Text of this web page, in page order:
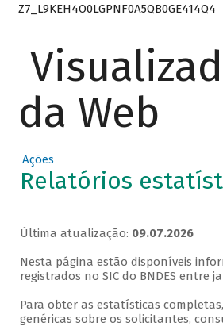
Z7_L9KEH4O0LGPNF0A5QB0GE414Q4
da Web
Ações
Relatórios
Última atualização: 09.07.2026
Nesta página estão disponíveis
registrados no SIC do BNDES entre
Para obter as estatísticas
genéricas sobre os solicitantes,